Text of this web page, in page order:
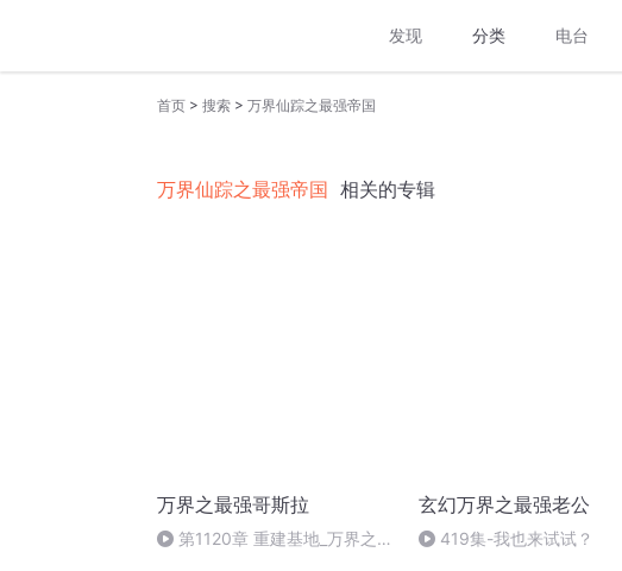
发现 分类 电台
首页 > 搜索 > 万界仙踪之最强帝国
万界仙踪之最强帝国 相关的专辑
万界之最强哥斯拉
第1120章 重建基地_万界之最
玄幻万界之最强老公
419集-我也来试试？